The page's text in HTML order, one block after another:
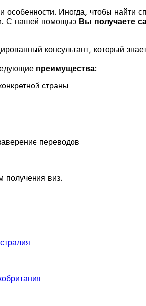
особенности. Иногда, чтобы найти
С нашей помощью Вы получаете
консультант, который
преимущества:
страны
переводов
получения виз.